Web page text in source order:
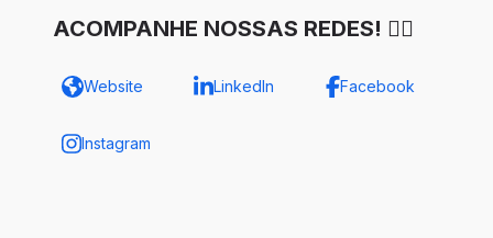
ACOMPANHE NOSSAS REDES! ✌🏾
Website LinkedIn Facebook
Instagram